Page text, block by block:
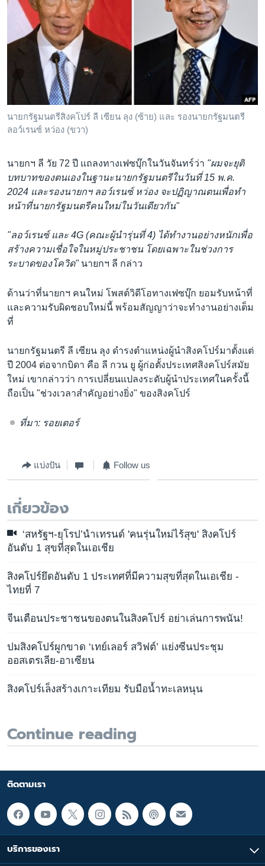
นายกรัฐมนตรีสิงคโปร์ ลี เซียน ลุง (ซ้าย) และ รองนายกรัฐมนตรี
ลอว์เรนซ์ หว่อง (ขวา)
นายกฯ ลี วัย 72 ปี แถลงทางเฟซบุ๊กในวันจันทร์ว่า "ผมจะยุติ
บทบาทของตนเองในฐานะนายกรัฐมนตรีในวันที่ 15 พ.ค.
2024 และรองนายกฯ ลอว์เรนซ์ หว่อง จะปฏิญาณตนเพื่อทำ
หน้าที่นายกรัฐมนตรีคนใหม่ในวันเดียวกัน"
"ลอว์เรนซ์ และ 4G (คณะผู้นำรุ่นที่ 4) ได้ทำงานอย่างหนักเพื่อ
สร้างความเชื่อใจในหมู่ประชาชน โดยเฉพาะในช่วงการ
ระบาดของโควิด"นายกฯ ลี กล่าว
ด้านว่าที่นายกฯ คนใหม่ โพสต์วิดีโอทางเฟซบุ๊ก ยอมรับหน้าที่
และความรับผิดชอบใหม่นี้ พร้อมสัญญาว่าจะทำงานอย่างเต็ม
ที่
นายกรัฐมนตรี ลี เซียน ลุง ดำรงตำแหน่งผู้นำสิงคโปร์มาตั้งแต่
ปี 2004 ต่อจากบิดา คือ ลี กวน ยู ผู้ก่อตั้งประเทศสิงคโปร์สมัย
ใหม่ เขากล่าวว่า การเปลี่ยนแปลงระดับผู้นำประเทศในครั้งนี้
ถือเป็น "ช่วงเวลาสำคัญอย่างยิ่ง" ของสิงคโปร์
ที่มา: รอยเตอร์
แบ่งปัน Follow us
เกี่ยวข้อง
‘สหรัฐฯ-ยุโรป’นำเทรนด์ 'คนรุ่นใหม่ไร้สุข' สิงคโปร์
อันดับ 1 สุขที่สุดในเอเชีย
สิงคโปร์ยึดอันดับ 1 ประเทศที่มีความสุขที่สุดในเอเชีย -
ไทยที่ 7
จีนเตือนประชาชนของตนในสิงคโปร์ อย่าเล่นการพนัน!
ปมสิงคโปร์ผูกขาด ‘เทย์เลอร์ สวิฟต์’ แย่งซีนประชุม
ออสเตรเลีย-อาเซียน
สิงคโปร์เล็งสร้างเกาะเทียม รับมือน้ำทะเลหนุน
Continue reading
ติดตามเรา
บริการของเรา